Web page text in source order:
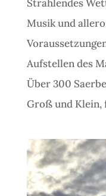
Strahlendes
Musik und
Aufstellen des
Über 300
Groß und Klein,